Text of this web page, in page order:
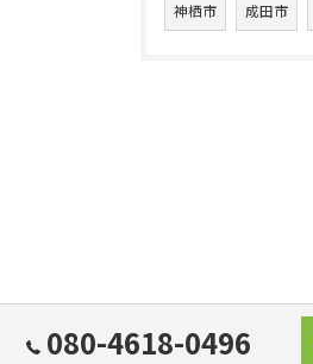
神栖市 成田市
080-4618-0496